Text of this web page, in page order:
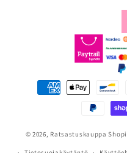
Maksutavat
© 2026, Ratsastuskauppa